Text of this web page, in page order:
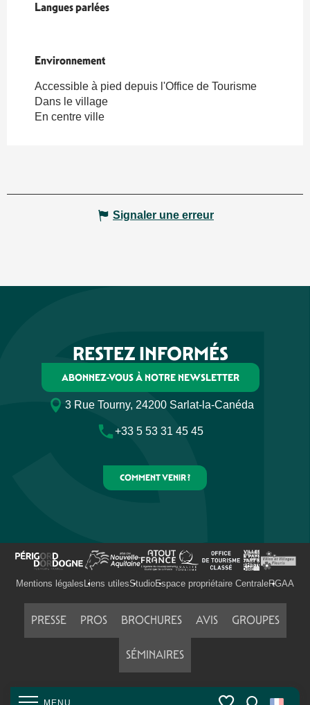
MENU
Langues parlées
Langues parlées
Environnement
Environnement
Accessible à pied depuis l'Office de Tourisme
Dans le village
En centre ville
Signaler une erreur
RESTEZ INFORMÉS
ABONNEZ-VOUS À NOTRE NEWSLETTER
3 Rue Tourny, 24200 Sarlat-la-Canéda
+33 5 53 31 45 45
COMMENT VENIR ?
Mentions légales Liens utilesStudioEspace propriétaire CentraleRGAA
PRESSE PROS BROCHURES AVIS GROUPES
SÉMINAIRES